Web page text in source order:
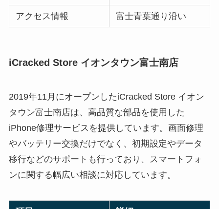
アクセス情報 富士青葉通り沿い
iCracked Store イオンタウン富士南店
2019年11月にオープンしたiCracked Store イオン
タウン富士南店は、高品質な部品を使用した
iPhone修理サービスを提供しています。画面修理
やバッテリー交換だけでなく、初期設定やデータ
移行などのサポートも行っており、スマートフォ
ンに関する幅広い相談に対応しています。